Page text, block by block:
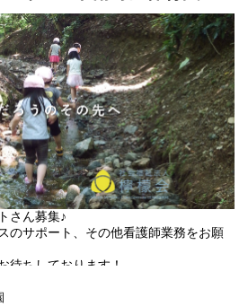
います。
が一切ありません。子どもを幼稚な存
」飾り立てるのではなく、美的センス
間にしようというのが当法人の考えで
ーの絵の額を飾ったり、階段の壁面に
には、ピカソの絵のポストカードを入
関心を深めています。2階の保育室へ向
きなホワイトボードシートを貼り、そ
っている「子ども発の探究」ＷＥＢ記
員・子どもたち・保護者と、園に出入
きるようになっています。「子どもの
つながる保育」を大切に考え、子ども
ていることにできる限り寄り添い、環
ています。
さん募集♪
のサポート、その他看護師業務をお願
待ちしております！